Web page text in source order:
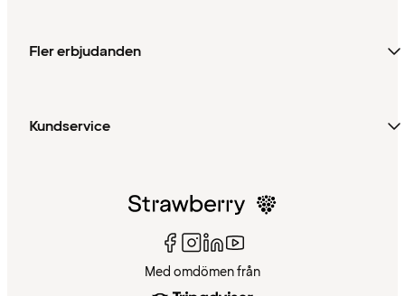
Fler erbjudanden
Kundservice
Med omdömen från